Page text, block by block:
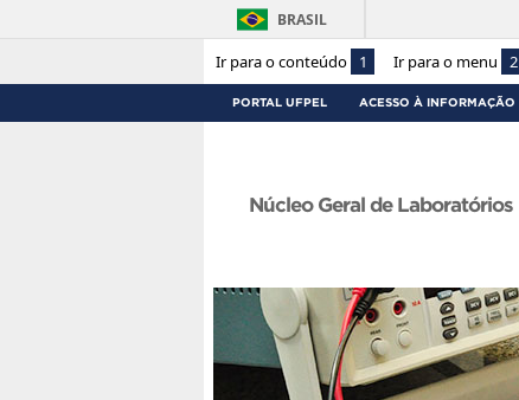
Ir para o conteúdo 1 Ir para o menu 2
BRASIL
PORTAL UFPEL ACESSO À INFORMAÇÃO
Núcleo Geral de Laboratórios